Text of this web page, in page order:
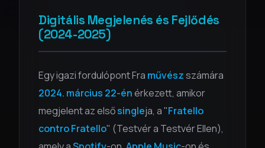
Digitális Megjelenés és Fejlődés
(2024-2025)
Egy igazi fordulópont Fra művészszámára
2024. március 22-énérkezett, amikor
megjelent az elsősingleja, a "Fratello
contro Fratello" (Testvér a Testvér Ellen),